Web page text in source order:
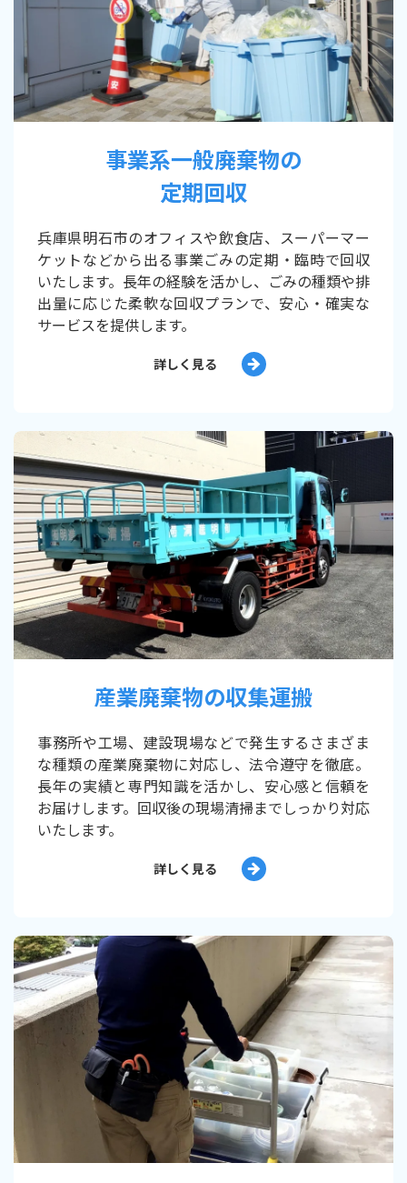
事業系一般廃棄物の
定期回収
兵庫県明石市のオフィスや飲食店、スーパーマー
ケットなどから出る事業ごみの定期・臨時で回収
いたします。長年の経験を活かし、ごみの種類や排
出量に応じた柔軟な回収プランで、安心・確実な
サービスを提供します。
詳しく見る
産業廃棄物の収集運搬
事務所や工場、建設現場などで発生するさまざま
な種類の産業廃棄物に対応し、法令遵守を徹底。
長年の実績と専門知識を活かし、安心感と信頼を
お届けします。回収後の現場清掃までしっかり対応
いたします。
詳しく見る